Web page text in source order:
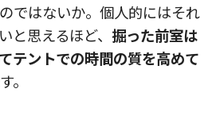
ではないか。個人的にはそれ
と思えるほど、 掘った前室は
テントでの時間の質を高めて
。